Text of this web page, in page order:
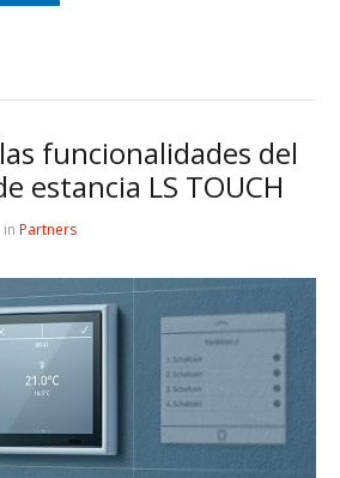
funcionalidades del
estancia LS TOUCH
Partners